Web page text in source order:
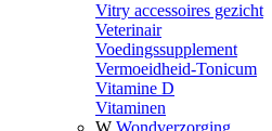
Vitry accessoires gezicht
Veterinair
Voedingssupplement
Vermoeidheid-Tonicum
Vitamine D
Vitaminen